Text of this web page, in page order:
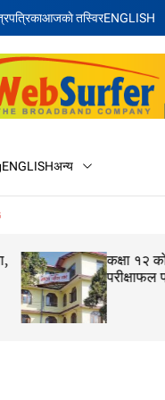
आजकाे तस्विरENGLISH
ENGLISHअन्य
कक्षा १२ को मौका
परीक्षाफल प्रकाशित